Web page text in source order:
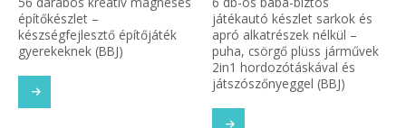
építőkészlet –
készségfejlesztő építőjáték
gyerekeknek (BBJ)
játékautó készlet sarkok és
apró alkatrészek nélkül –
puha, csörgő plüss járművek
2in1 hordozótáskával és
játszószőnyeggel (BBJ)